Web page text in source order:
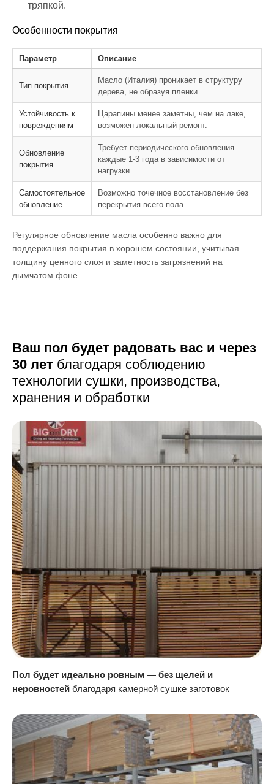
тряпкой.
Особенности покрытия
Параметр Описание
Тип покрытия
Масло (Италия) проникает в структуру
дерева, не образуя пленки.
Устойчивость к
повреждениям
Царапины менее заметны, чем на лаке,
возможен локальный ремонт.
Обновление
покрытия
Требует периодического обновления
каждые 1-3 года в зависимости от
нагрузки.
Самостоятельное
обновление
Возможно точечное восстановление без
перекрытия всего пола.
Регулярное обновление масла особенно важно для
поддержания покрытия в хорошем состоянии, учитывая
толщину ценного слоя и заметность загрязнений на
дымчатом фоне.
Ваш пол будет радовать вас и через
30 лет благодаря соблюдению
технологии сушки, производства,
хранения и обработки
Пол будет идеально ровным — без щелей и
неровностей благодаря камерной сушке заготовок